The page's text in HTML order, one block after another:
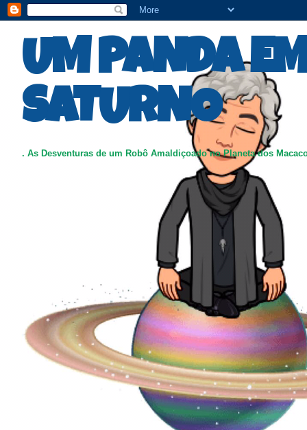
UM PANDA
SATURNO
. As Desventuras de um Robô Amaldiçoado no Planeta dos